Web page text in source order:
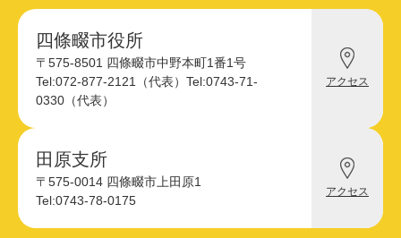
四條畷市役所
〒575-8501 四條畷市中野本町1番1号
Tel:072-877-2121（代表） Tel:0743-71-
0330（代表）
畷
アクセス
田原支所
〒575-0014 四條畷市上田原1
Tel:0743-78-0175
支
へ
アクセス